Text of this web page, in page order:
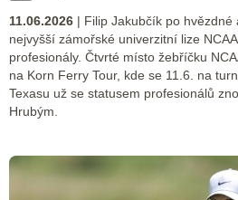
11.06.2026 | Filip Jakubčík po hvězdné
nejvyšší zámořské univerzitní lize
profesionály. Čtvrté místo žebříčku
na Korn Ferry Tour, kde se 11.6. na
Texasu už se statusem profesionálů
Hrubým.